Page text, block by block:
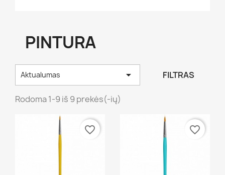
PINTURA
Aktualumas  FILTRAS
Rodoma 1-9 iš 9 prekės(-ių)
favorite_border favorite_border